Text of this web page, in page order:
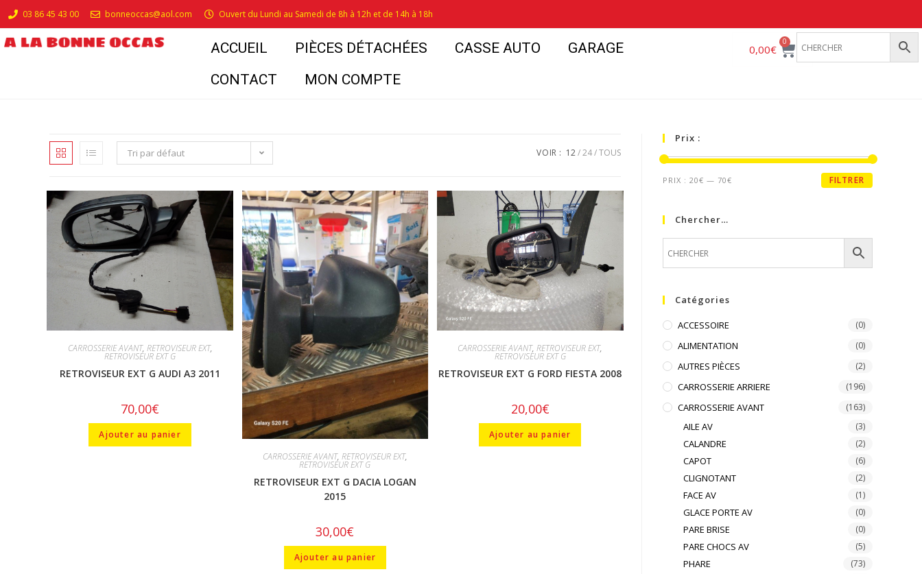
03 86 45 43 00 bonneoccas@aol.com Ouvert du Lundi au Samedi de 8h à 12h et de 14h à 18h
ACCUEIL PIÈCES DÉTACHÉES CASSE AUTO
GARAGE
CONTACT
MON COMPTE
0,00€
0
Tri par défaut VOIR : 12 24 TOUS
CARROSSERIE AVANT, RETROVISEUR EXT,
RETROVISEUR EXT G
RETROVISEUR EXT G AUDI A3 2011
70,00€
Ajouter au panier
CARROSSERIE AVANT, RETROVISEUR EXT,
RETROVISEUR EXT G
RETROVISEUR EXT G DACIA LOGAN
2015
30,00€
Ajouter au panier
CARROSSERIE AVANT,RETROVISEUR EXT,
RETROVISEUR EXT G
RETROVISEUR EXT G FORD FIESTA 2008
20,00€
Ajouter au panier
Prix :
FILTRER
PRIX : 20€ — 70€
Chercher…
Catégories
ACCESSOIRE (0)
ALIMENTATION (0)
AUTRES PIÈCES (2)
CARROSSERIE ARRIERE (196)
CARROSSERIE AVANT (163)
AILE AV (3)
CALANDRE (2)
CAPOT (6)
CLIGNOTANT (2)
FACE AV (1)
GLACE PORTE AV (0)
PARE BRISE (0)
PARE CHOCS AV (5)
PHARE (73)